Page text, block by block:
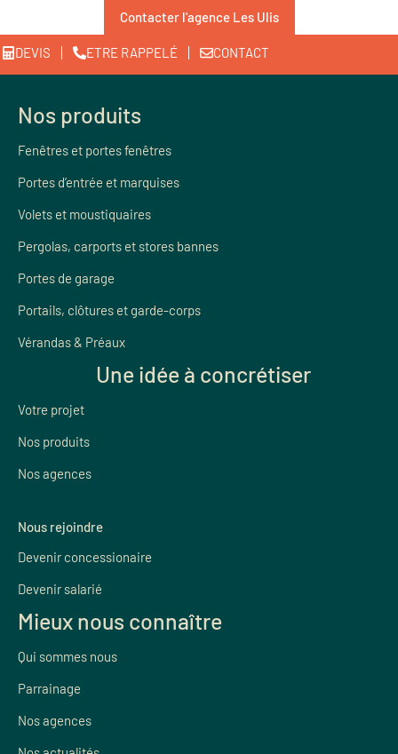
Contacter l'agence Les Ulis
DEVIS ETRE RAPPELÉ CONTACT
Nos produits
Fenêtres et portes fenêtres
Portes d’entrée et marquises
Volets et moustiquaires
Pergolas, carports et stores bannes
Portes de garage
Portails, clôtures et garde-corps
Vérandas & Préaux
Une idée à concrétiser
Votre projet
Nos produits
Nos agences
Nous rejoindre
Devenir concessionaire
Devenir salarié
Mieux nous connaître
Qui sommes nous
Parrainage
Nos agences